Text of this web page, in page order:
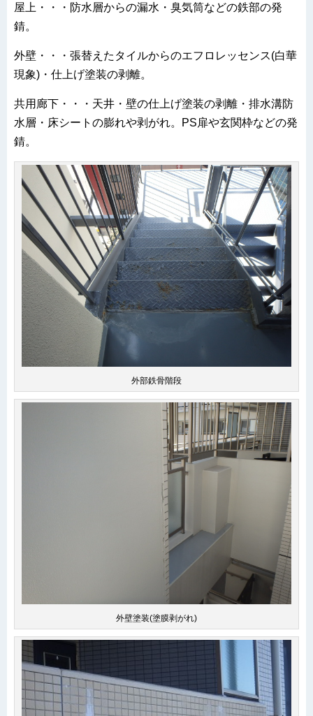
屋上・・・防水層からの漏水・臭気筒などの鉄部の発
錆。
外壁・・・張替えたタイルからのエフロレッセンス(白華
現象)・仕上げ塗装の剥離。
共用廊下・・・天井・壁の仕上げ塗装の剥離・排水溝防
水層・床シートの膨れや剥がれ。PS扉や玄関枠などの発
錆。
外部鉄骨階段
外壁塗装(塗膜剥がれ)